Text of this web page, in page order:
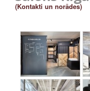
(Kontakti un norādes)